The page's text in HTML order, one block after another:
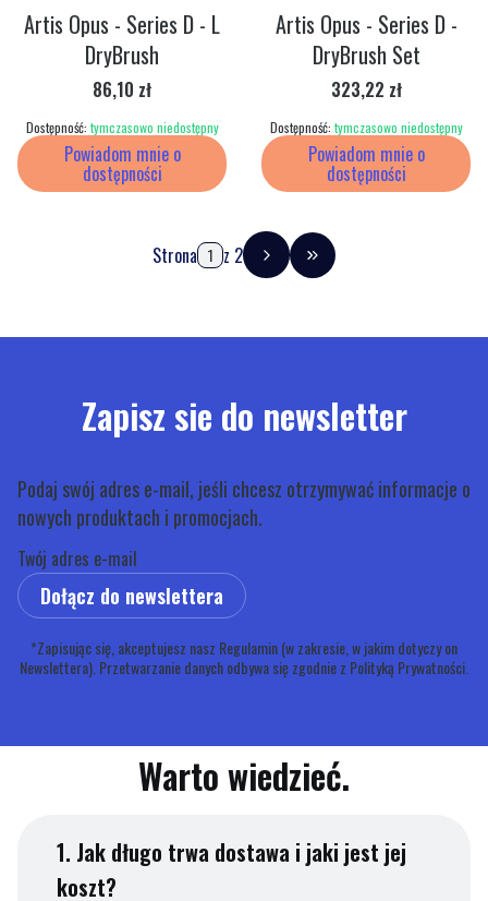
Powiadom mnie o
dostępności
Artis Opus - Series D - L
DryBrush
Cena
86,10 zł
Dostępność: tymczasowo niedostępny
Powiadom mnie o
dostępności
Artis Opus - Series D -
DryBrush Set
Cena
323,22 zł
Dostępność: tymczasowo niedostępny
Strona z 2 Przejdź do ostatniej
Zapisz sie do newsletter
Podaj swój adres e-mail, jeśli chcesz otrzymywać informacje o
nowych produktach i promocjach.
Twój adres e-mail
Dołącz do newslettera
*Zapisując się, akceptujesz nasz Regulamin (w zakresie, w jakim dotyczy on
Newslettera). Przetwarzanie danych odbywa się zgodnie z Polityką Prywatności.
Warto wiedzieć.
1. Jak długo trwa dostawa i jaki jest jej
koszt?